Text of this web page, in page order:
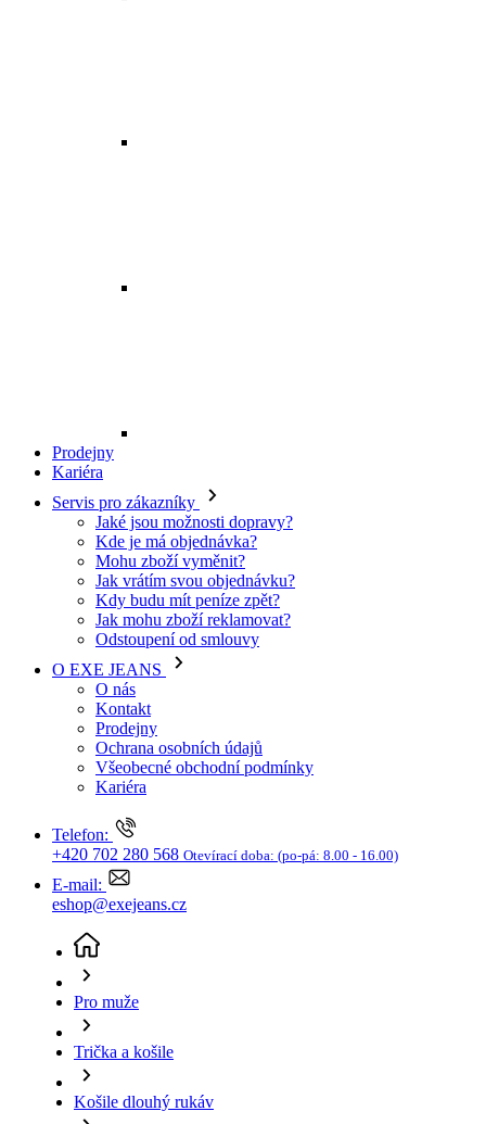
Mohu zboží vyměnit?
Jak vrátím svou objednávku?
Kdy budu mít peníze zpět?
Jak mohu zboží reklamovat?
Odstoupení od smlouvy
O EXE JEANS
O nás
Kontakt
Prodejny
Ochrana osobních údajů
Všeobecné obchodní podmínky
Kariéra
Telefon:
+420 702 280 568
E-mail:
eshop@exejeans.cz
Pro muže
Košile dlouhý rukáv
Report24 Honeycomb Pánská košile d.r.
stránka)
Sleva SLEVA -29%